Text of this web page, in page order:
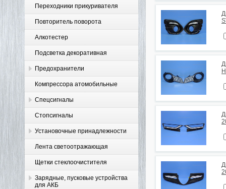
Переходники прикуривателя
Повторитель поворота
Алкотестер
Подсветка декоративная
Предохранители
Компрессора атомобильные
Спецсигналы
Стопсигналы
Установочные принадлежности
Лента светоотражающая
Щетки стеклоочистителя
Зарядные, пусковые устройства
для АКБ